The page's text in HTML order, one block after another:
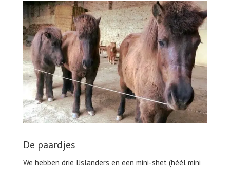
De paardjes
We hebben drie IJslanders en een mini-shet (héél mini